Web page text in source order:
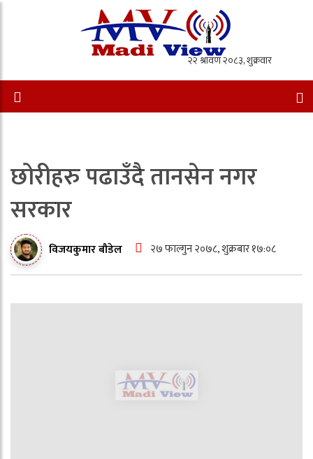
छोरीहरु पढाउँदै तानसेन नगर
सरकार
विजयकुमार बौडेल २७ फाल्गुन २०७८, शुक्रबार १७:०८